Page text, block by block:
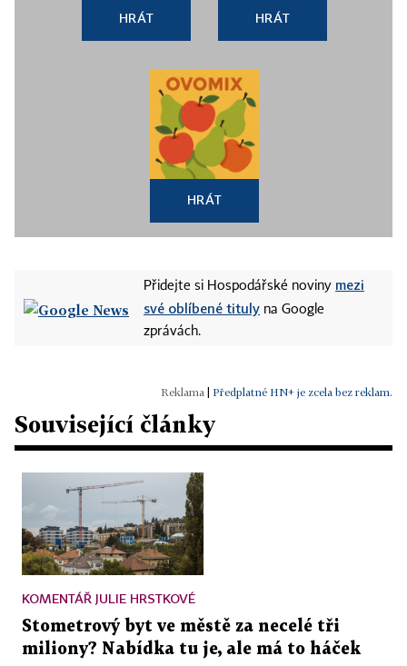
HRÁT HRÁT
HRÁT
Přidejte si Hospodářské noviny mezi
své oblíbené tituly na Google
zprávách.
Předplatné HN+ je zcela bez reklam.
Související články
KOMENTÁŘ JULIE HRSTKOVÉ
Stometrový byt ve městě za necelé tři
miliony? Nabídka tu je, ale má to háček